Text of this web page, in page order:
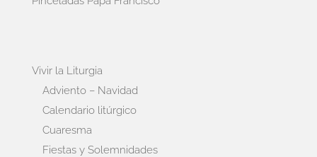
Vivir la Liturgia
Adviento – Navidad
Calendario litúrgico
Cuaresma
Fiestas y Solemnidades